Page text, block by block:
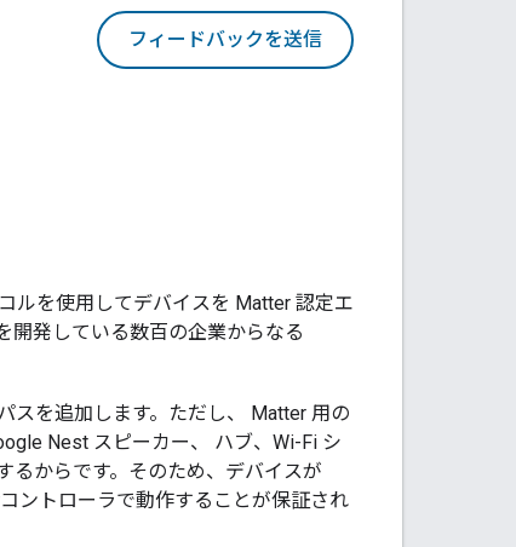
フィードバックを送信
ルを使用してデバイスを Matter 認定エ
開発している数百の企業からなる
スを追加します。ただし、 Matter 用の
Nest スピーカー、 ハブ、Wi-Fi シ
るからです。そのため、デバイスが
コントローラで動作することが保証され